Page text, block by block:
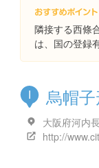
隣接する西條
は、国の登録
烏帽